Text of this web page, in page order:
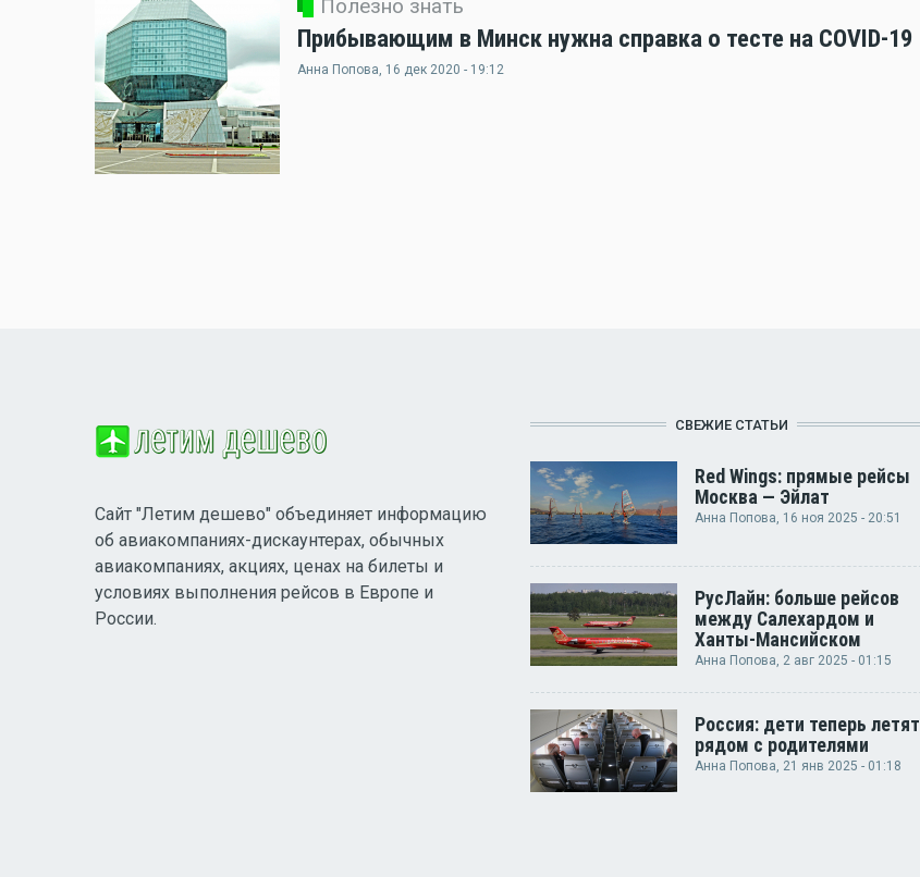
Полезно знать
Прибывающим в Минск нужна справка о тесте на COVID-19
Анна Попова, 16 дек 2020 - 19:12
Сайт "Летим дешево" объединяет информацию
об авиакомпаниях-дискаунтерах, обычных
авиакомпаниях, акциях, ценах на билеты и
условиях выполнения рейсов в Европе и
России.
СВЕЖИЕ СТАТЬИ
Red Wings: прямые рейсы
Москва — Эйлат
Анна Попова , 16 ноя 2025 - 20:51
РусЛайн: больше рейсов
между Салехардом и
Ханты-Мансийском
Анна Попова , 2 авг 2025 - 01:15
Россия: дети теперь летят
рядом с родителями
Анна Попова , 21 янв 2025 - 01:18